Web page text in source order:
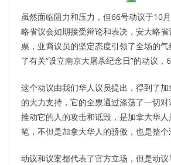
虽然面临阻力和压力，但66号动议于10
略省议会如期接受辩论和表决，安大略
票，亚裔议员的坚定态度引领了全场的
了有关“设立南京大屠杀纪念日”的动议，
这个动议由我们华人议员提出，得到了
的大力支持，它的全票通过涤荡了一切
推动它的人的攻击和诋毁，是加拿大华
笔，不但是加拿大华人的骄傲，也是整个
动议和议案都代表了官方立场，但是动